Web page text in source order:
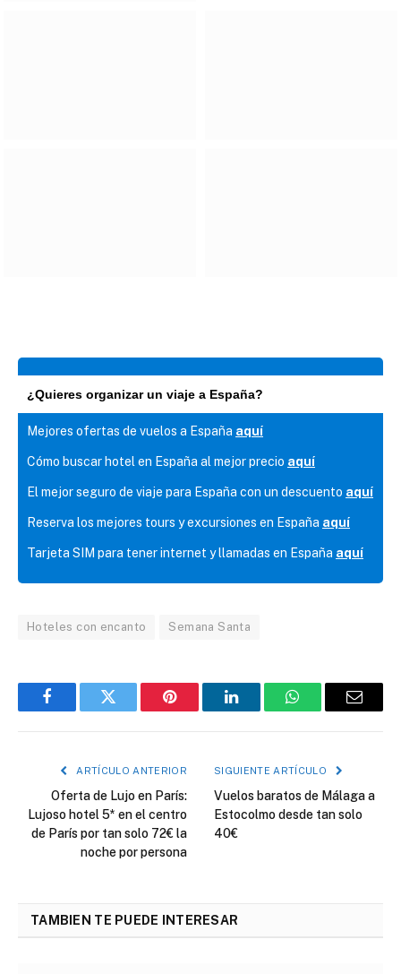
¿Quieres organizar un viaje a España?
Mejores ofertas de vuelos a España aquí
Cómo buscar hotel en España al mejor precio aquí
El mejor seguro de viaje para España con un descuento aquí
Reserva los mejores tours y excursiones en España aquí
Tarjeta SIM para tener internet y llamadas en España aquí
Hoteles con encanto Semana Santa
FacebookTwitter Pinterest LinkedInWhatsAppCorreo
ARTÍCULO ANTERIOR
Oferta de Lujo en París:
Lujoso hotel 5* en el centro
de París por tan solo 72€ la
noche por persona
SIGUIENTE ARTÍCULO
Vuelos baratos de Málaga a
Estocolmo desde tan solo
40€
TAMBIEN TE PUEDE INTERESAR